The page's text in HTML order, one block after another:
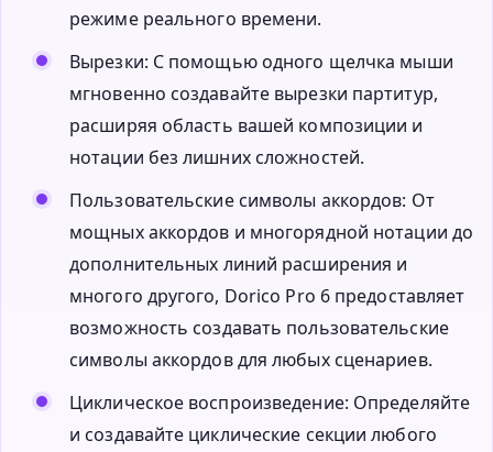
режиме реального времени.
Вырезки: С помощью одного щелчка мыши
мгновенно создавайте вырезки партитур,
расширяя область вашей композиции и
нотации без лишних сложностей.
Пользовательские символы аккордов: От
мощных аккордов и многорядной нотации до
дополнительных линий расширения и
многого другого, Dorico Pro 6 предоставляет
возможность создавать пользовательские
символы аккордов для любых сценариев.
Циклическое воспроизведение: Определяйте
и создавайте циклические секции любого